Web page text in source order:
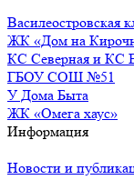
Василеостровская
ЖК «Дом на
КС Северная и КС
ГБОУ СОШ №51
У Дома Быта
ЖК «Омега хаус»
Информация
Новости и